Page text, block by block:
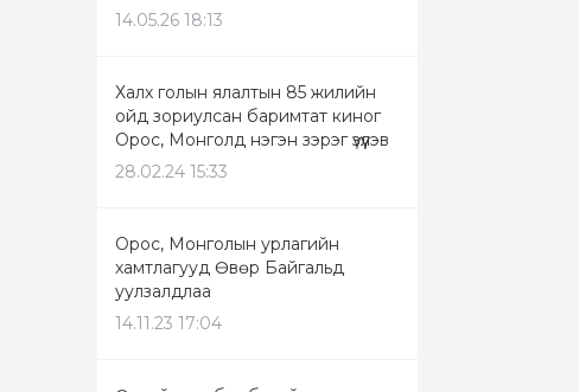
14.05.26 18:13
Халх голын ялалтын 85 жилийн
ойд зориулсан баримтат киног
Орос, Монголд нэгэн зэрэг үзүүлэв
28.02.24 15:33
Орос, Монголын урлагийн
хамтлагууд Өвөр Байгальд
уулзалдлаа
14.11.23 17:04